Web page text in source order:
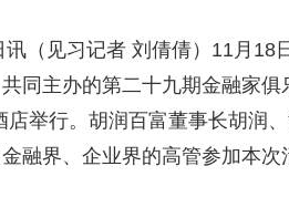
（见习记者 刘倩倩）11月18
同主办的第二十九期金融家
店举行。胡润百富董事长胡润
融界、企业界的高管参加本